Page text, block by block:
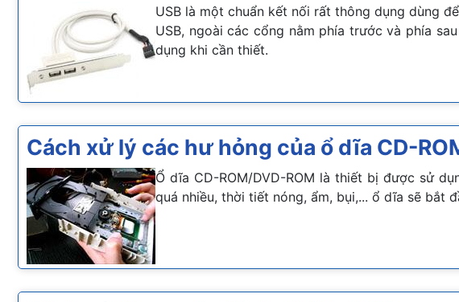
USB là một chuẩn kết nối rất thông dụng dùng
USB, ngoài các cổng nằm phía trước và phía
dụng khi cần thiết.
Cách xử lý các hư hỏng của ổ dĩa CD-
Ổ dĩa CD-ROM/DVD-ROM là thiết bị được sử
quá nhiều, thời tiết nóng, ẩm, bụi,... ổ dĩa sẽ bắt